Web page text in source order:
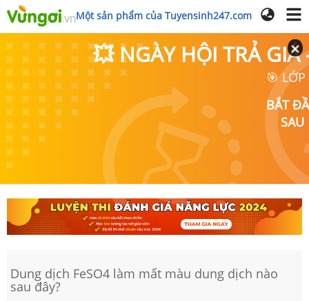
Một sản phẩm của Tuyensinh247.com
💥 NGÀY HỘI TRẢ GIÁ
🎯
BẮT
SAU
Dung dịch FeSO4 làm mất màu dung dịch nào
sau đây?